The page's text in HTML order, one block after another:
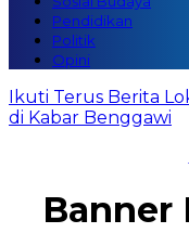
Pendidikan
Politik
Opini
Ikuti Terus Berita
di Kabar Benggawi
Banner